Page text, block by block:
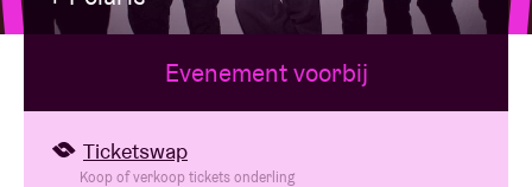
BRDCST
Evenement voorbij
Ticketswap
Koop of verkoop tickets onderling